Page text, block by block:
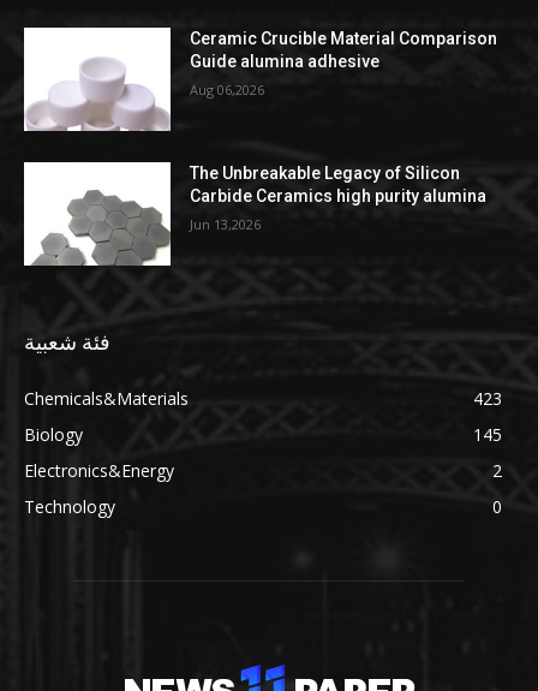
Ceramic Crucible Material Comparison
Guide alumina adhesive
Aug 06,2026
The Unbreakable Legacy of Silicon
Carbide Ceramics high purity alumina
Jun 13,2026
فئة شعبية
Chemicals&Materials
423
Biology
145
Electronics&Energy
2
Technology
0